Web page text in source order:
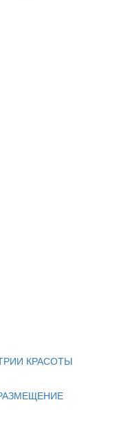
КРАСОТЫ